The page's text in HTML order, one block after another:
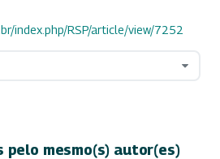
index.php/RSP/article/view/7252
mesmo(s) autor(es)